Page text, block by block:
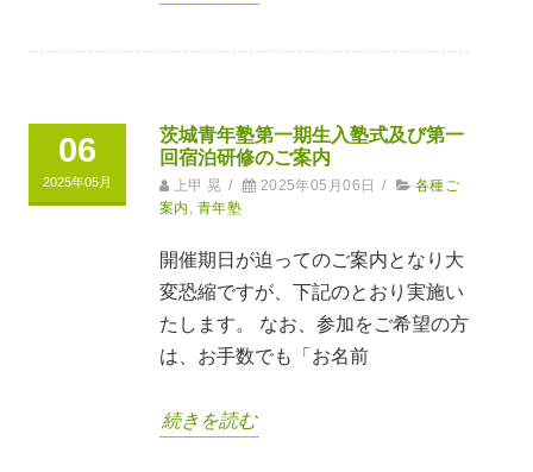
06
2025年05月
茨城青年塾第一期生入塾式及び第一
回宿泊研修のご案内
上甲 晃 / 2025年05月06日 /
各種ご
案内
青年塾
開催期日が迫ってのご案内となり大
変恐縮ですが、下記のとおり実施い
たします。 なお、参加をご希望の方
は、お手数でも「お名前
続きを読む